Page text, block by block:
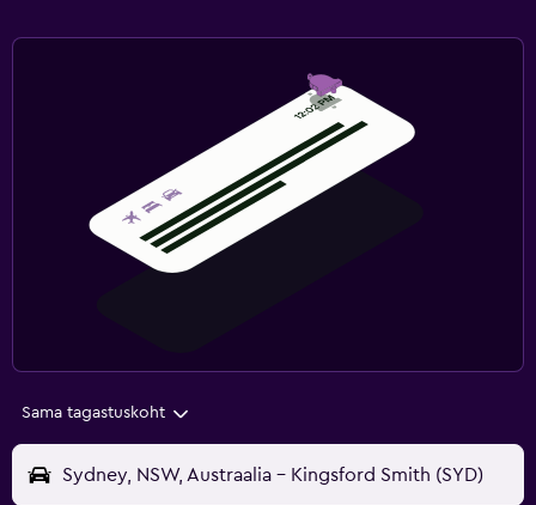
Sama tagastuskoht
Sydney, NSW, Austraalia - Kingsford Smith (SYD)